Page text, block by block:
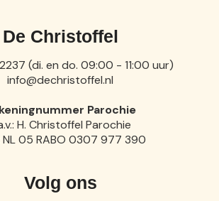
De Christoffel
(di. en do. 09:00 - 11:00 uur)
info@dechristoffel.nl
Parochie
H. Christoffel Parochie
NL 05 RABO 0307 977 390
Volg ons